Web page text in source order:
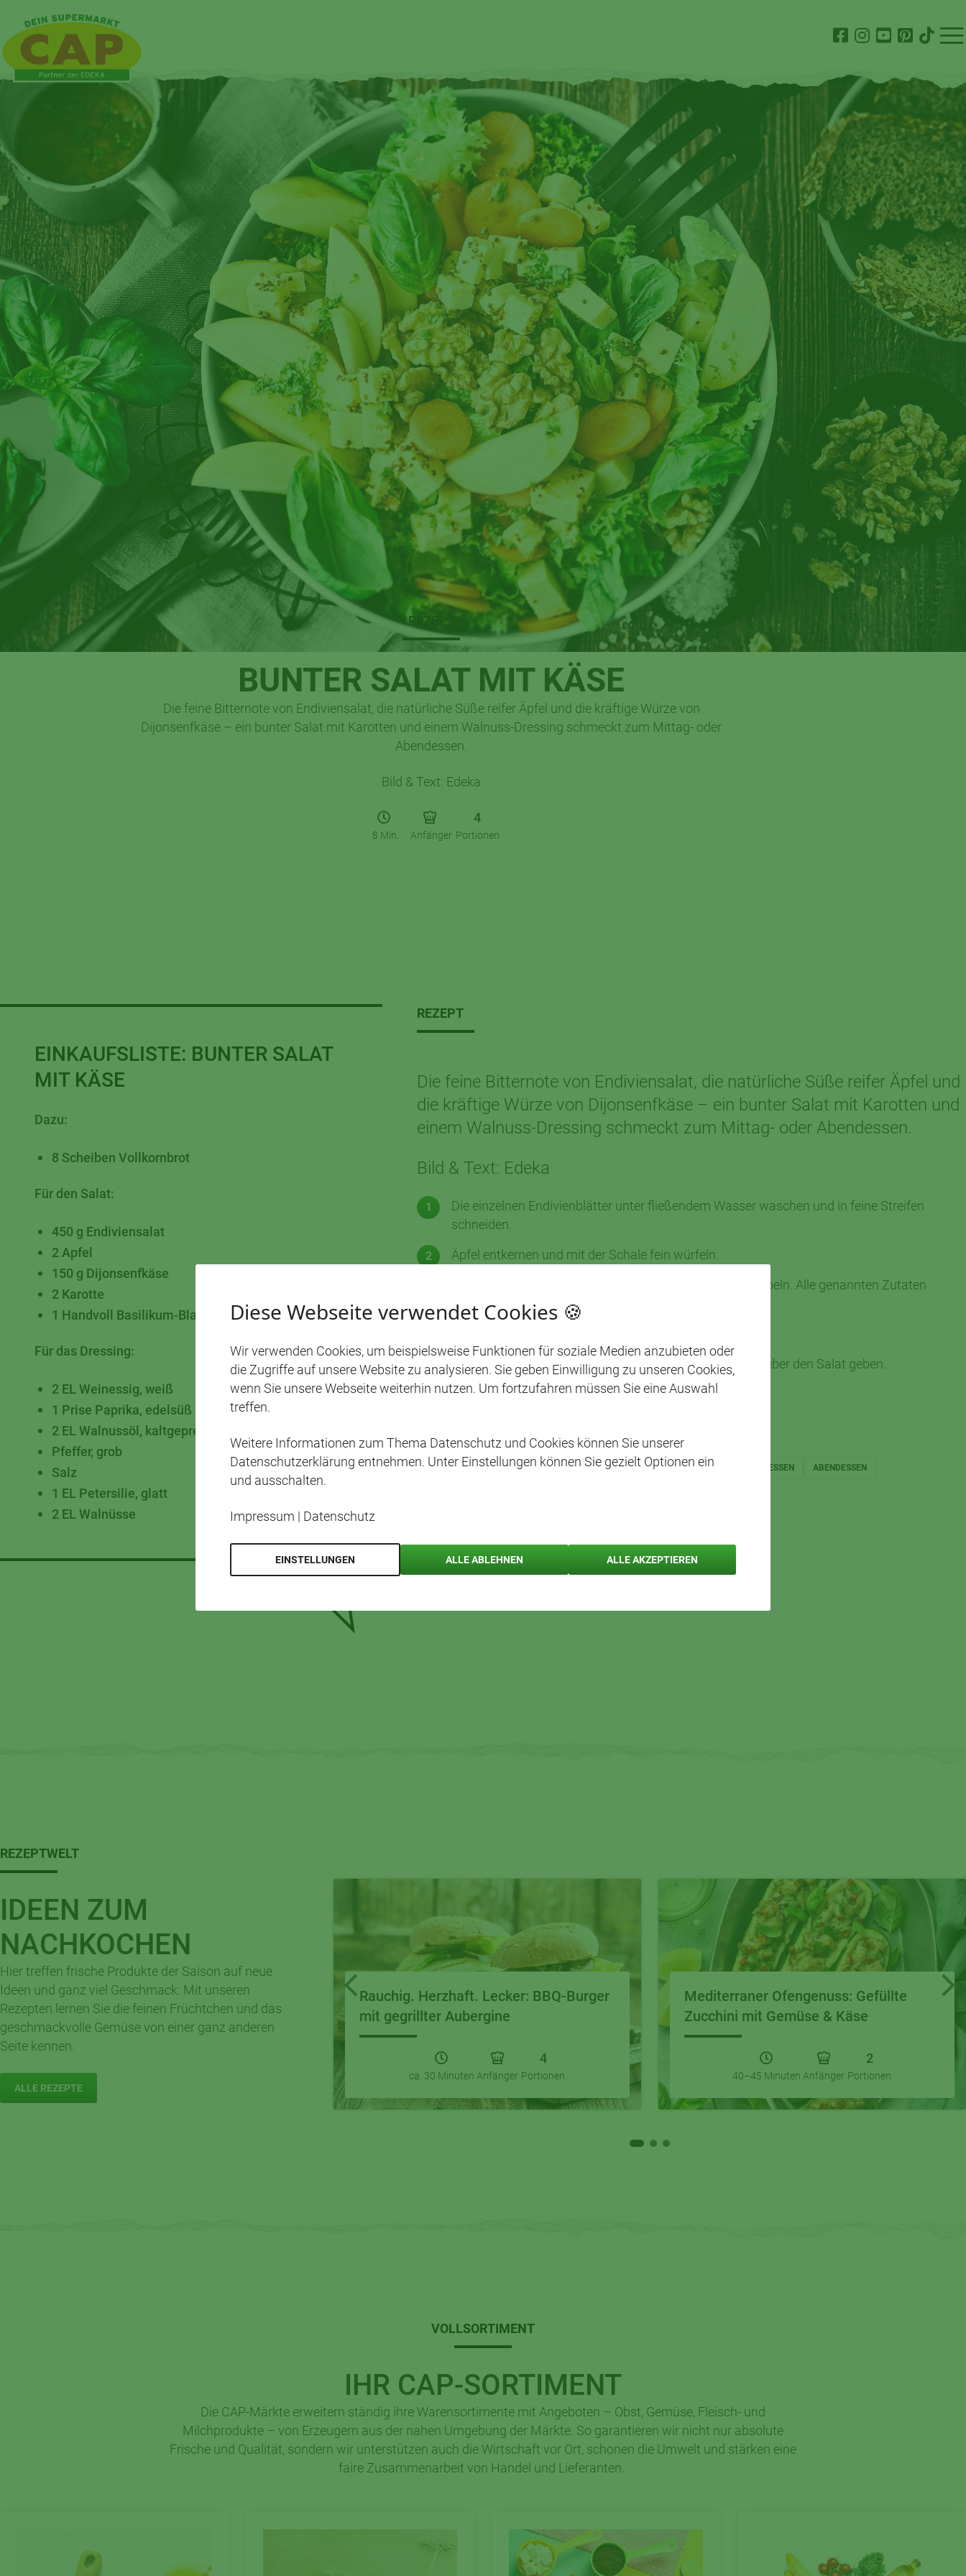
REZEPT
BUNTER SALAT MIT KÄSE
Die feine Bitternote von Endiviensalat, die natürliche Süße reifer Äpfel und die kräftige Würze von
Dijonsenfkäse – ein bunter Salat mit Karotten und einem Walnuss-Dressing schmeckt zum Mittag- oder
Abendessen.
Bild & Text: Edeka
8 Min. Anfänger
4
Portionen
REZEPT
Die feine Bitternote von Endiviensalat, die natürliche Süße reifer Äpfel und
die kräftige Würze von Dijonsenfkäse – ein bunter Salat mit Karotten und
einem Walnuss-Dressing schmeckt zum Mittag- oder Abendessen.
Bild & Text: Edeka
Die einzelnen Endivienblätter unter fließendem Wasser waschen und in feine Streifen
schneiden.
Äpfel entkernen und mit der Schale fein würfeln.
Käse in kleine Würfel schneiden, Karotten in Scheiben hobeln. Alle genannten Zutaten
zusammen mit dem Basilikum mischen.
Dressingzutaten vermischen, würzig abschmecken und über den Salat geben.
SOMMER HERBST GEMÜSE VORSPEISE PARTY KÄSE MITTAGESSEN ABENDESSEN
EINKAUFSLISTE: BUNTER SALAT
MIT KÄSE
Dazu:
8 Scheiben Vollkornbrot
Für den Salat:
450 g Endiviensalat
2 Apfel
150 g Dijonsenfkäse
2 Karotte
1 Handvoll Basilikum-Blatt
Für das Dressing:
2 EL Weinessig, weiß
1 Prise Paprika, edelsüß
2 EL Walnussöl, kaltgepresst
Pfeffer, grob
Salz
1 EL Petersilie, glatt
2 EL Walnüsse
REZEPTWELT
IDEEN ZUM
NACHKOCHEN
Hier treffen frische Produkte der Saison auf neue
Ideen und ganz viel Geschmack: Mit unseren
Rezepten lernen Sie die feinen Früchtchen und das
geschmackvolle Gemüse von einer ganz anderen
Seite kennen.
ALLE REZEPTE
Knuspriger Genuss für frische Tage:
Apfel-Hafer-Crumble
Rauchig. Herzhaft. Lecker: BBQ-Burger
mit gegrillter Aubergine
ca. 30 Minuten Anfänger
4
Portionen
Mediterraner Ofengenuss: Gefüllte
Zucchini mit Gemüse & Käse
40–45 Minuten Anfänger
2
Portionen
VOLLSORTIMENT
IHR CAP-SORTIMENT
Die CAP-Märkte erweitern ständig ihre Warensortimente mit Angeboten – Obst, Gemüse, Fleisch- und
Milchprodukte – von Erzeugern aus der nahen Umgebung der Märkte. So garantieren wir nicht nur absolute
Frische und Qualität, sondern wir unterstützen auch die Wirtschaft vor Ort, schonen die Umwelt und stärken eine
faire Zusammenarbeit von Handel und Lieferanten.
Diese Webseite verwendet Cookies 🍪
Wir verwenden Cookies, um beispielsweise Funktionen für soziale Medien anzubieten oder
die Zugriffe auf unsere Website zu analysieren. Sie geben Einwilligung zu unseren Cookies,
wenn Sie unsere Webseite weiterhin nutzen. Um fortzufahren müssen Sie eine Auswahl
treffen.
Weitere Informationen zum Thema Datenschutz und Cookies können Sie unserer
Datenschutzerklärung entnehmen. Unter Einstellungen können Sie gezielt Optionen ein
und ausschalten.
Impressum | Datenschutz
EINSTELLUNGEN ALLE ABLEHNEN ALLE AKZEPTIEREN